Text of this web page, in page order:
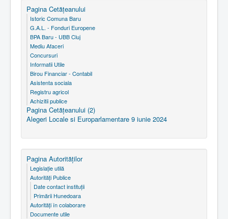
Pagina Cetăţeanului
Istoric Comuna Baru
G.A.L. - Fonduri Europene
BPA Baru - UBB Cluj
Mediu Afaceri
Concursuri
Informatii Utile
Birou Financiar - Contabil
Asistenta sociala
Registru agricol
Achizitii publice
Pagina Cetăţeanului (2)
Alegeri Locale si Europarlamentare 9 iunie 2024
Pagina Autorităţilor
Legislaţie utilă
Autorităţi Publice
Date contact instituţii
Primării Hunedoara
Autorităţi în colaborare
Documente utile